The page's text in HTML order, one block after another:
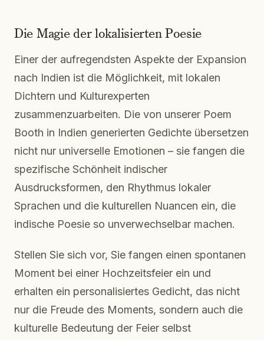
Die Magie der lokalisierten Poesie
Einer der aufregendsten Aspekte der Expansion
nach Indien ist die Möglichkeit, mit lokalen
Dichtern und Kulturexperten
zusammenzuarbeiten. Die von unserer Poem
Booth in Indien generierten Gedichte übersetzen
nicht nur universelle Emotionen – sie fangen die
spezifische Schönheit indischer
Ausdrucksformen, den Rhythmus lokaler
Sprachen und die kulturellen Nuancen ein, die
indische Poesie so unverwechselbar machen.
Stellen Sie sich vor, Sie fangen einen spontanen
Moment bei einer Hochzeitsfeier ein und
erhalten ein personalisiertes Gedicht, das nicht
nur die Freude des Moments, sondern auch die
kulturelle Bedeutung der Feier selbst